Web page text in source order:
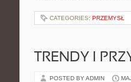
CATEGORIES: PRZEMYSŁ
TRENDY I
POSTED BY ADMIN